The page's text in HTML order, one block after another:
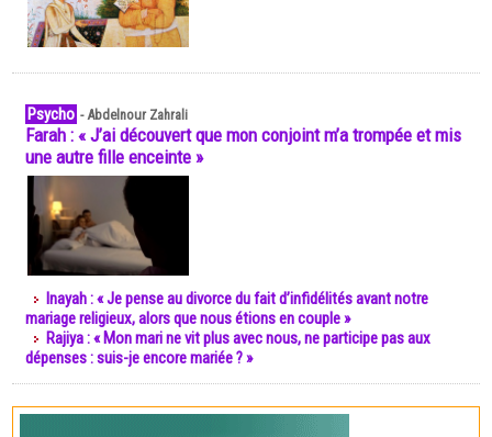
Psycho -Abdelnour Zahrali
Farah : « J’ai découvert que mon conjoint m’a trompée et mis
une autre fille enceinte »
Inayah : « Je pense au divorce du fait d’infidélités avant notre
mariage religieux, alors que nous étions en couple »
Rajiya : « Mon mari ne vit plus avec nous, ne participe pas aux
dépenses : suis-je encore mariée ? »